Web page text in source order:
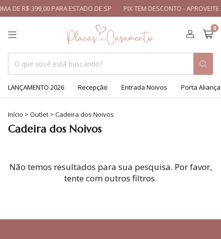
DE R$ 399,00 PARA ESTADO DE SP PIX TEM DESCONTO - APROVEITE
0
LANÇAMENTO 2026 Recepção Entrada Noivos Porta Aliança
Início > Outlet > Cadeira dos Noivos
Cadeira dos Noivos
Não temos resultados para sua pesquisa. Por favor,
tente com outros filtros.